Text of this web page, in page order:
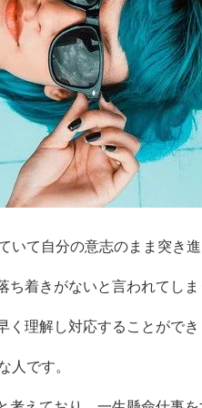
て自分の意志のまま突き進
着きがないと言われてしま
理解し対応することができ
人です。